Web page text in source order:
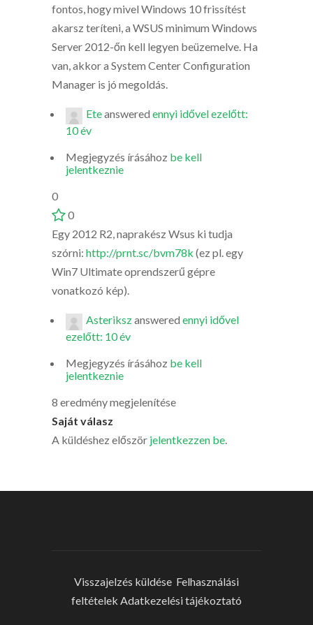
fontos, hogy mivel Windows 10 frissítést
akarsz teríteni, a WSUS minimum Windows
Server 2012-őn kell legyen beüzemelve. Ha
van, akkor a System Center Configuration
Manager is jó megoldás.
Eteanswered ennyi idővel ezelőtt:
10 év
Megjegyzés írásához be kell
jelentkeznie
0
0
Egy 2012 R2, naprakész Wsus ki tudja
szórni: http://prnt.sc/bvm78k (ez pl. egy
Win7 Ultimate oprendszerű gépre
vonatkozó kép).
Asterikszanswered ennyi idővel
ezelőtt: 10 év
Megjegyzés írásához be kell
jelentkeznie
8 eredmény megjelenítése
Saját válasz
A küldéshez először jelentkezzen be.
Visszajelzés küldése Felhasználási
feltételek Adatkezelési tájékoztató